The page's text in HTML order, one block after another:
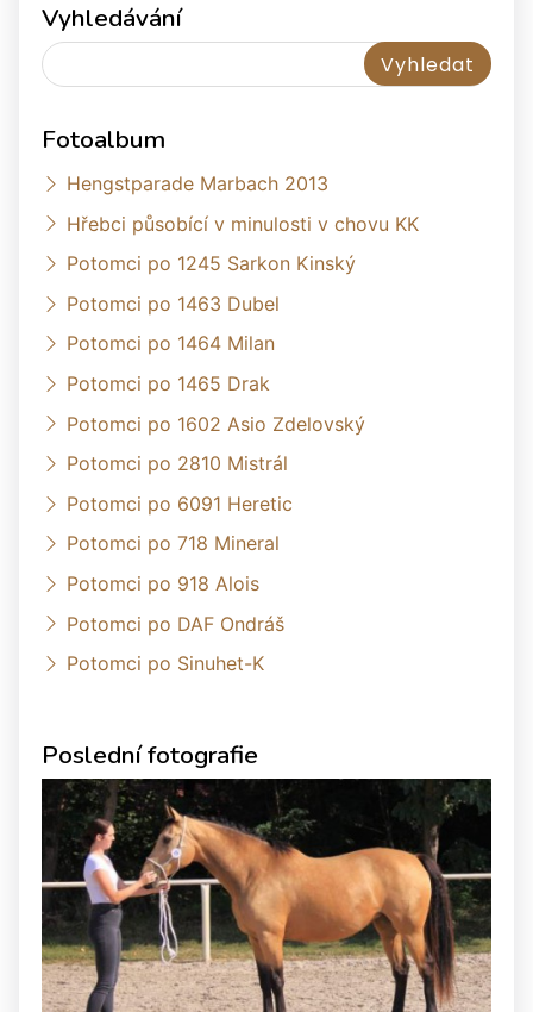
Vyhledávání
Fotoalbum
Hengstparade Marbach 2013
Hřebci působící v minulosti v chovu KK
Potomci po 1245 Sarkon Kinský
Potomci po 1463 Dubel
Potomci po 1464 Milan
Potomci po 1465 Drak
Potomci po 1602 Asio Zdelovský
Potomci po 2810 Mistrál
Potomci po 6091 Heretic
Potomci po 718 Mineral
Potomci po 918 Alois
Potomci po DAF Ondráš
Potomci po Sinuhet-K
Poslední fotografie